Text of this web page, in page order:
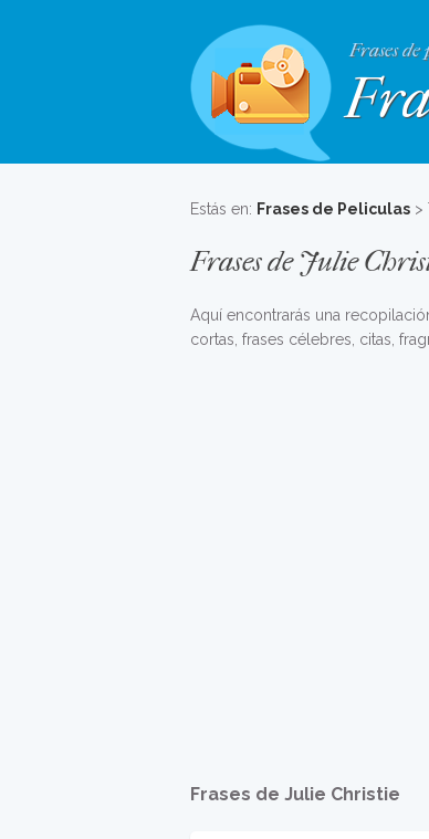
Frases de
Estás en: Frases de Peliculas >
Frases de Julie
Aquí encontrarás una
cortas, frases célebres, citas,
Frases de Julie Christie